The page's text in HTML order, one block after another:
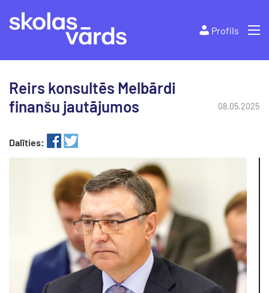
Profils
Reirs konsultēs Melbārdi
finanšu jautājumos
08.05.2025
Dalīties: